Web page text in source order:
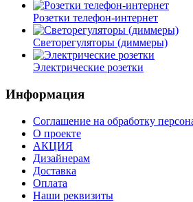
Розетки телефон-интернет
Светорегуляторы (диммеры)
Электрические розетки
Информация
Соглашение на обработку
О проекте
АКЦИЯ
Дизайнерам
Доставка
Оплата
Наши реквизиты